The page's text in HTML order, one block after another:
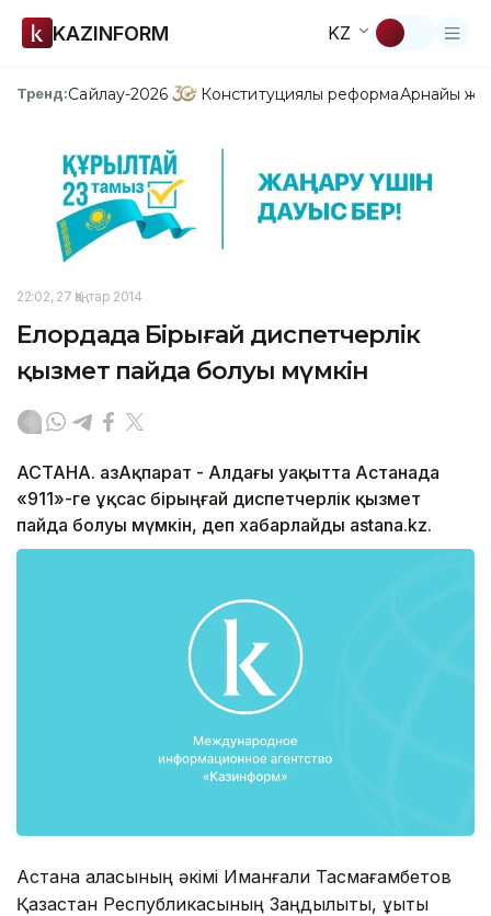
KAZINFORM KZ
Тренд:Сайлау-2026 Конституциялық реформаАрнайы
22:02, 27 Қаңтар 2014
Елордада Бірыңғай диспетчерлік
қызмет пайда болуы мүмкін
АСТАНА. ҚазАқпарат - Алдағы уақытта Астанада
«911»-ге ұқсас бірыңғай диспетчерлік қызмет
пайда болуы мүмкін, деп хабарлайды astana.kz.
Астана қаласының әкімі Иманғали Тасмағамбетов
Қазақстан Республикасының Заңдылықты, құқықтық